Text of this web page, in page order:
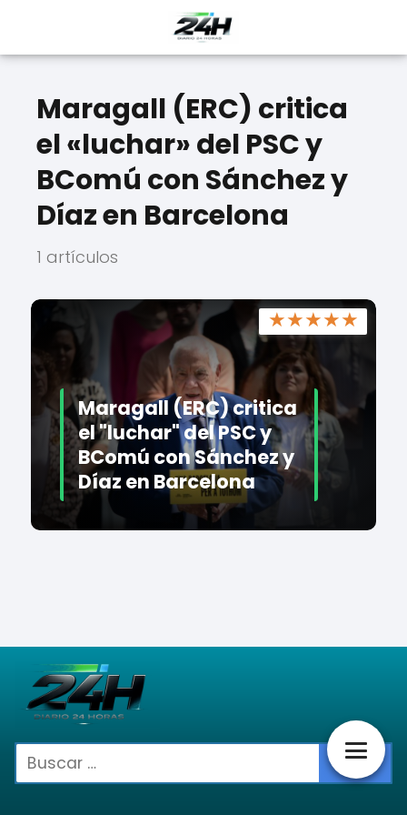
Maragall (ERC) critica
el «luchar» del PSC y
BComú con Sánchez y
Díaz en Barcelona
1 artículos
★★★★★
Maragall (ERC) critica
el "luchar" del PSC y
BComú con Sánchez y
Díaz en Barcelona